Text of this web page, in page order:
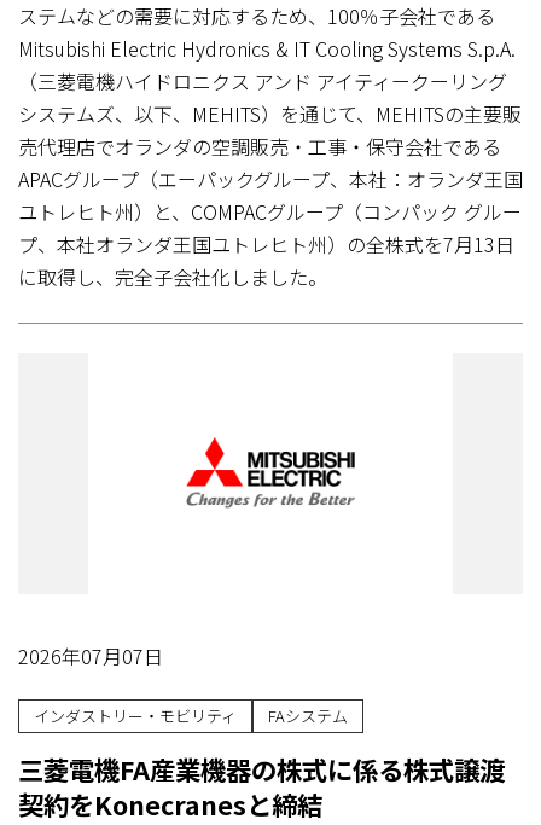
ステムなどの需要に対応するため、100％子会社である
Mitsubishi Electric Hydronics & IT Cooling Systems S.p.A.
（三菱電機ハイドロニクス アンド アイティークーリング
システムズ、以下、MEHITS）を通じて、MEHITSの主要販
売代理店でオランダの空調販売・工事・保守会社である
APACグループ（エーパックグループ、本社：オランダ王国
ユトレヒト州）と、COMPACグループ（コンパック グルー
プ、本社オランダ王国ユトレヒト州）の全株式を7月13日
に取得し、完全子会社化しました。
2026年07月07日
インダストリー・モビリティ FAシステム
三菱電機FA産業機器の株式に係る株式譲渡
契約をKonecranesと締結